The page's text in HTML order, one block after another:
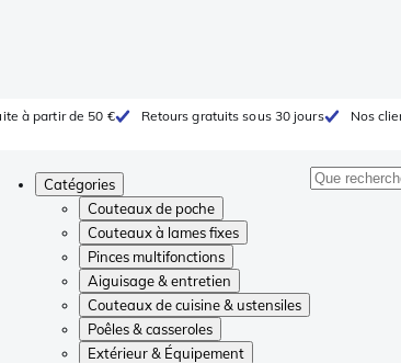
à partir de 50 € Retours gratuits sous 30 jours Nos
Catégories
Couteaux de poche
Couteaux à lames fixes
Pinces multifonctions
Aiguisage & entretien
Couteaux de cuisine & ustensiles
Poêles & casseroles
Extérieur & Équipement